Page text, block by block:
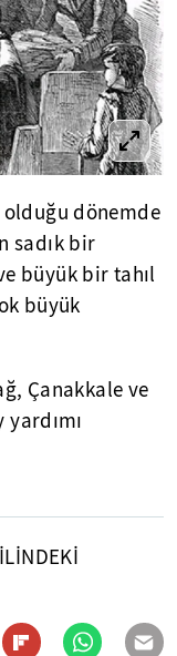
olduğu dönemde
sadık bir
büyük bir tahıl
büyük
Çanakkale ve